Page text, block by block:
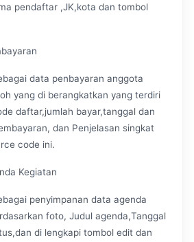
pendaftar ,JK,kota dan tombol
data penbayaran anggota
yang di berangkatkan yang terdiri
daftar,jumlah bayar,tanggal dan
dan Penjelasan singkat
code ini.
Kegiatan
penyimpanan data agenda
foto, Judul agenda,Tanggal
di lengkapi tombol edit dan